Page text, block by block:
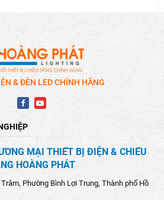
& ĐÈN LED CHÍNH HÃNG
MẠI THIẾT BỊ ĐIỆN & CHIẾU
HOÀNG PHÁT
Phường Bình Lợi Trung, Thành phố Hồ